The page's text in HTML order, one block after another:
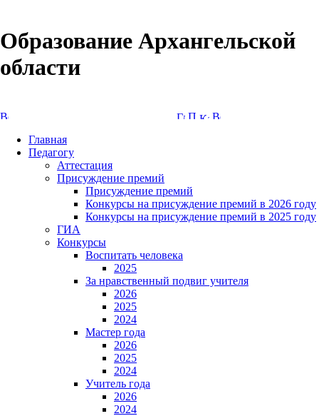
Образование Архангельской
области
Главная
Педагогу
Аттестация
Присуждение премий
Присуждение премий
Конкурсы на присуждение премий в 2026 году
Конкурсы на присуждение премий в 2025 году
ГИА
Конкурсы
Воспитать человека
2025
За нравственный подвиг учителя
2026
2025
2024
Мастер года
2026
2025
2024
Учитель года
2026
2024